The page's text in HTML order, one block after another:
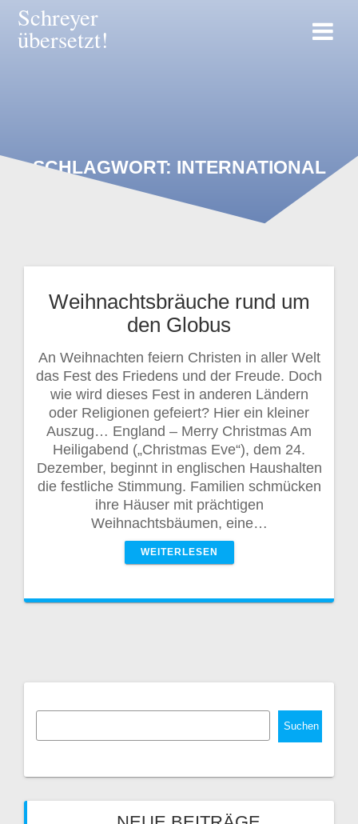
Schreyer
übersetzt!
SCHLAGWORT: INTERNATIONAL
Weihnachtsbräuche rund um
den Globus
An Weihnachten feiern Christen in aller Welt
das Fest des Friedens und der Freude. Doch
wie wird dieses Fest in anderen Ländern
oder Religionen gefeiert? Hier ein kleiner
Auszug… England – Merry Christmas Am
Heiligabend („Christmas Eve“), dem 24.
Dezember, beginnt in englischen Haushalten
die festliche Stimmung. Familien schmücken
ihre Häuser mit prächtigen
Weihnachtsbäumen, eine…
WEITERLESEN
Suchen